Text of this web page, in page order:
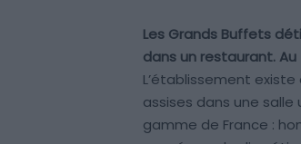
Les Grands Buffets
dans un restaurant.
L’établissement
assises dans une
gamme de France :